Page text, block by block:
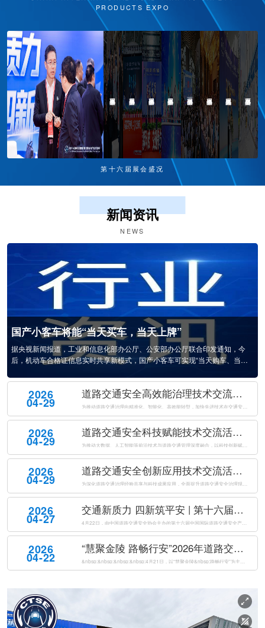
PRODUCTS EXPO
第十六届展会盛况
新闻资讯
NEWS
国产小客车将能“当天买车，当天上牌”
据央视新闻报道，工业和信息化部办公厅、公安部办公厅联合印发通知，今
后，机动车合格证信息实时共享新模式，国产小客车可实现“当天购车、当天
部门和公安部门实时共享，实现数据“秒级”传送，进一步提升了购车上牌效
率。相关负责人表示，这次政策不...
2026
04-29
道路交通安全高效能治理技术交流活动成功举办
2026
04-29
道路交通安全科技赋能技术交流活动成功举办
2026
04-29
道路交通安全创新应用技术交流活动成功举办
为深化道路交通治理经验共享与科技成果应用，全面提升道路交通安全治理现代化水平，2026年4月21日下午，由公安部道路交通安全研究中心、中国道路交通安全协会共同主办的道路交通安全创新应用技术交流活动在南京国际博览会议中心成功举办。来自全国公安交通管理部门、科研院所、高等院校及科技企业的代表，共同聚焦道...
2026
04-27
交通新质力 四新筑平安 | 第十六届中国国际道路交通安全产品博览会盛大开幕
2026
04-22
“慧聚金陵 路畅行安”2026年道路交通安全创新与合作大会在南京成功举办